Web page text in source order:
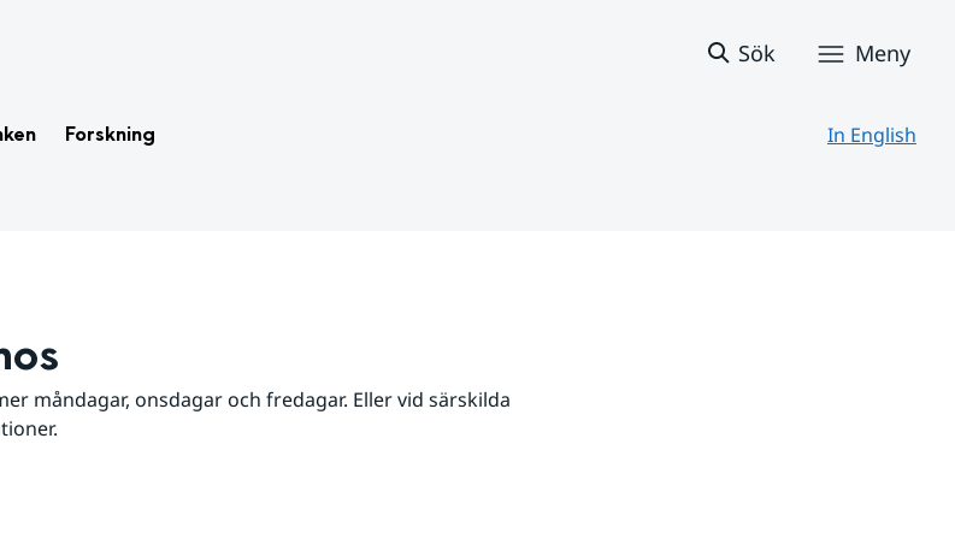
Sök Meny
Forskning In English
måndagar, onsdagar och fredagar. Eller vid särskilda